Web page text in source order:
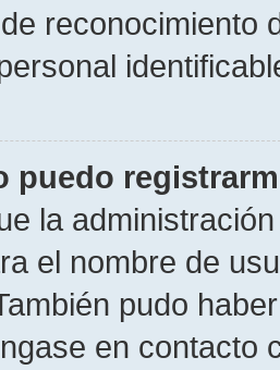
reconocimiento
puedo
la
el nombre de
pudo
en contacto